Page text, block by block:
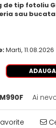
de tip fotoliu
sau
Marti, 11.08.2026
Ai